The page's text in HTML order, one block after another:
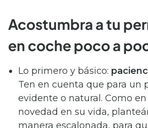
Acostumbra a tu
en coche poco a
Lo primero y básico:
Ten en cuenta que para un
evidente o natural. Como
novedad en su vida,
manera escalonada, para